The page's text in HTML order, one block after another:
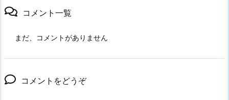
コメント一覧
まだ、コメントがありません
コメントをどうぞ